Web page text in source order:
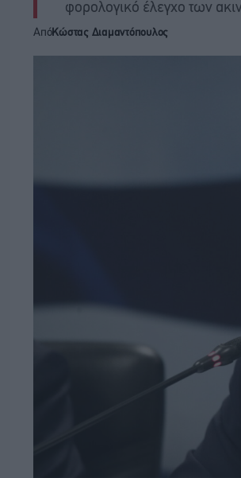
φορολογικό έλεγχο των
ΑπόΚώστας Διαμαντόπουλος